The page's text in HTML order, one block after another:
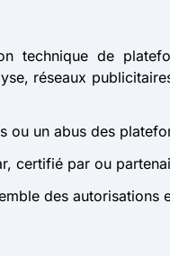
de
réseaux
un abus des
certifié par ou
des autorisations